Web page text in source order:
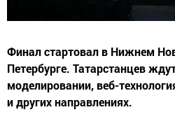
Финал стартовал в Нижнем
Петербурге. Татарстанцев
моделировании, веб-
и других направлениях.